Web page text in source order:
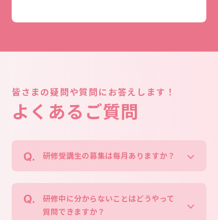
皆さまの疑問や質問にお答えします！
よくあるご質問
研修受講生の募集は毎月ありますか？
研修中に分からないことはどうやって
質問できますか？